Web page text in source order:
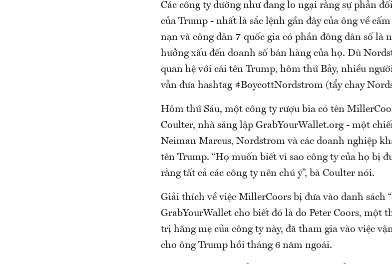
Các công ty dường như đang lo ngại rằng sự phản
của Trump - nhất là sắc lệnh gần đây của ông về
nạn và công dân 7 quốc gia có phần đông dân số là
hưởng xấu đến doanh số bán hàng của họ. Dù
quan hệ với cái tên Trump, hôm thứ Bảy, nhiều
vẫn đưa hashtag #BoycottNordstrom (tẩy chay
Hôm thứ Sáu, một công ty rượu bia có tên
Coulter, nhà sáng lập GrabYourWallet.org - một
Neiman Marcus, Nordstrom và các doanh nghiệp
tên Trump. “Họ muốn biết vì sao công ty của họ bị
rằng tất cả các công ty nên chú ý”, bà Coulter nói.
Giải thích về việc MillerCoors bị đưa vào danh sách
GrabYourWallet cho biết đó là do Peter Coors, một
trị hãng mẹ của công ty này, đã tham gia vào việc
cho ông Trump hồi tháng 6 năm ngoái.